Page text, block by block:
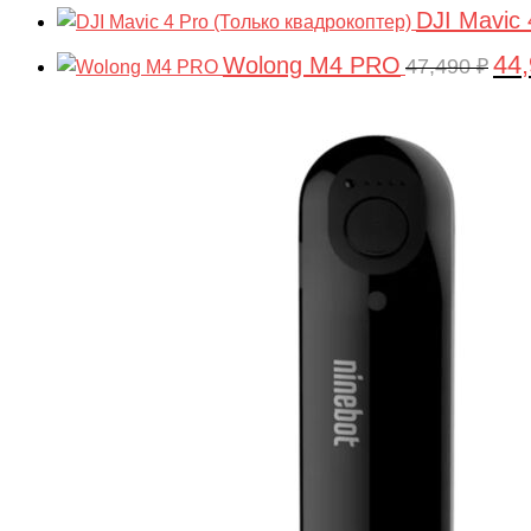
DJI Mavic
Wolong M4 PRO 47,490₽